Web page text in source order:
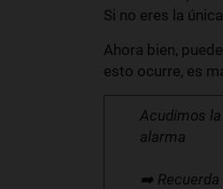
Si no eres la
Ahora bien,
esto ocurre, es
Acudimos
alarma
➡️ Recuerda